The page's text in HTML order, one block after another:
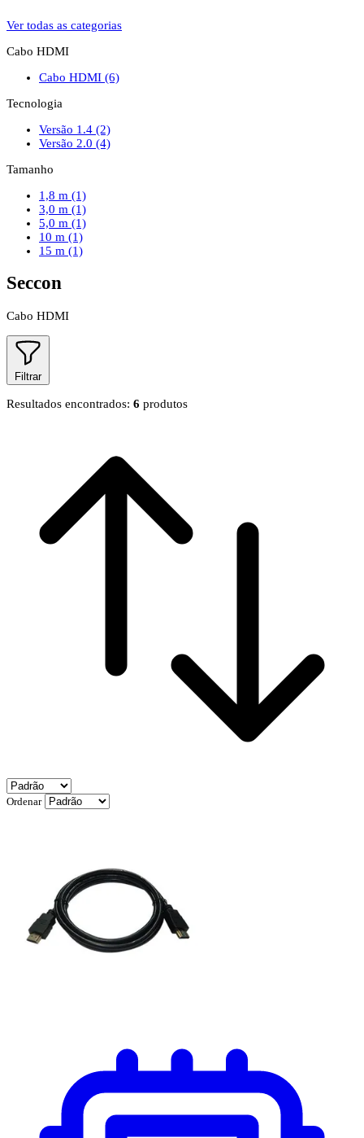
Ver todas as categorias
Cabo HDMI
Cabo HDMI (6)
Tecnologia
Versão 1.4 (2)
Versão 2.0 (4)
Tamanho
1,8 m (1)
3,0 m (1)
5,0 m (1)
10 m (1)
15 m (1)
Seccon
Cabo HDMI
Filtrar
Resultados encontrados: 6 produtos
Ordenar